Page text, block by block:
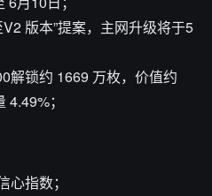
版本”提案，主网升级将于5
解锁约 1669 万枚，价值约
；
指数；